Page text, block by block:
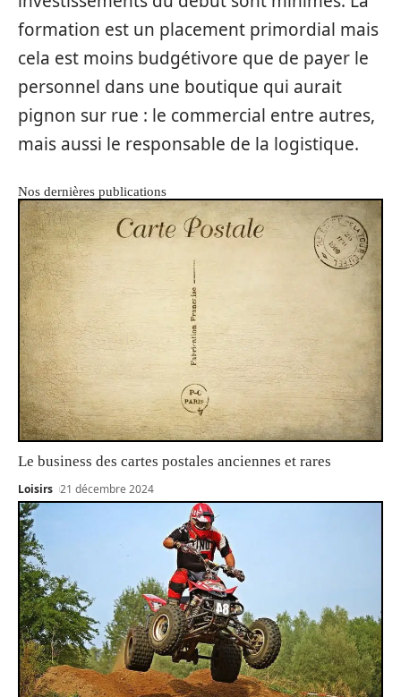
formation est un placement primordial mais
cela est moins budgétivore que de payer le
personnel dans une boutique qui aurait
pignon sur rue : le commercial entre autres,
mais aussi le responsable de la logistique.
Nos dernières publications
Le business des cartes postales anciennes et rares
Loisirs 21 décembre 2024